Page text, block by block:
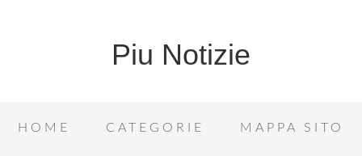
Piu Notizie
HOME CATEGORIE MAPPA SITO